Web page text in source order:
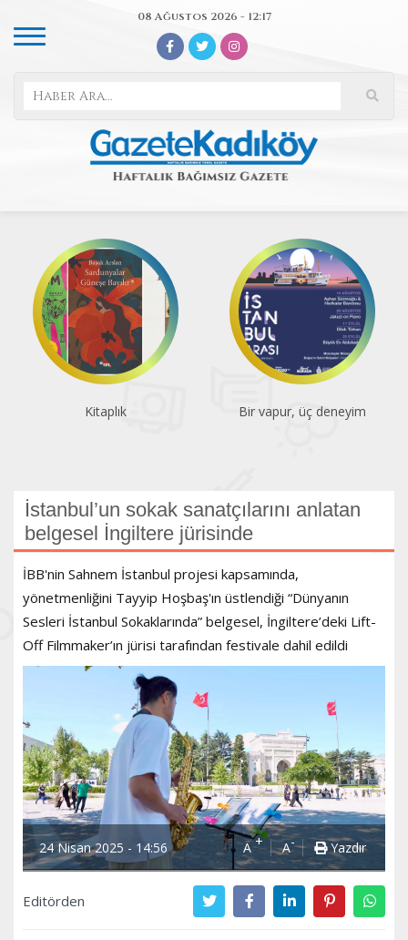
08 Ağustos 2026 - 12:17
Kitaplık Bir vapur, üç deneyim
İstanbul’un sokak sanatçılarını anlatan
belgesel İngiltere jürisinde
İBB'nin Sahnem İstanbul projesi kapsamında,
yönetmenliğini Tayyip Hoşbaş'ın üstlendiği “Dünyanın
Sesleri İstanbul Sokaklarında” belgesel, İngiltere’deki Lift-
Off Filmmaker’ın jürisi tarafından festivale dahil edildi
24 Nisan 2025 - 14:56 A+ A- Yazdır
Editörden